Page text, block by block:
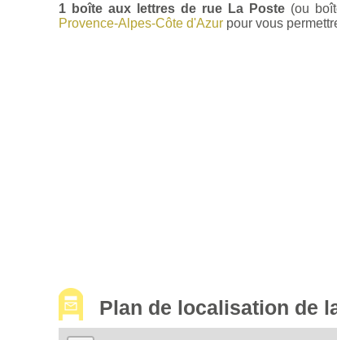
1 boîte aux lettres de rue La Poste(ou
Provence-Alpes-Côte d'Azur pour vous
Plan de localisation de